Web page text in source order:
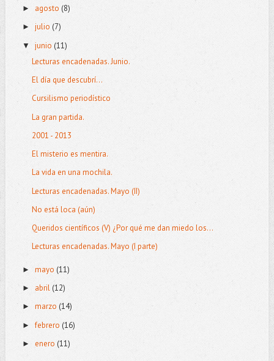
► agosto (8)
► julio (7)
▼ junio (11)
Lecturas encadenadas. Junio.
El día que descubrí...
Cursilismo periodístico
La gran partida.
2001 - 2013
El misterio es mentira.
La vida en una mochila.
Lecturas encadenadas. Mayo (II)
No está loca (aún)
Queridos científicos (V) ¿Por qué me dan miedo los...
Lecturas encadenadas. Mayo (I parte)
► mayo (11)
► abril(12)
► marzo (14)
►febrero (16)
► enero (11)